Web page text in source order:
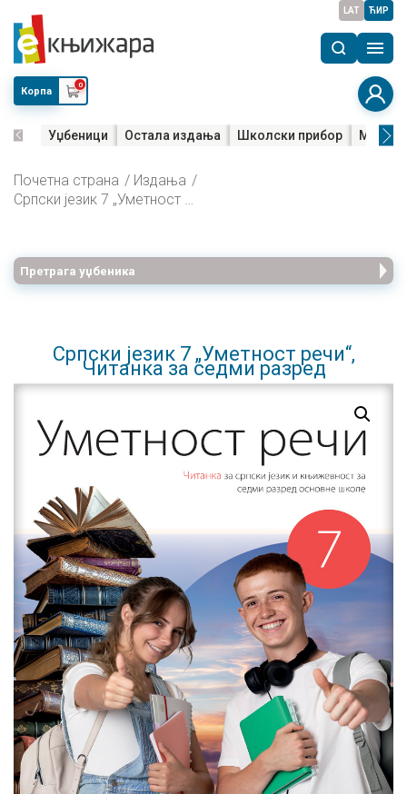
LAT ЋИР
Корпа
0
Уџбеници Остала издања Школски прибор Мала
Почетна страна
Издања
Српски језик 7 „Уметност речи“, Читанка за седми разред
Претрага уџбеника
Српски језик 7 „Уметност речи“,
Читанка за седми разред